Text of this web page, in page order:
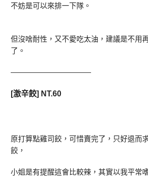
不妨是可以來排一下隊。
但沒啥耐性，又不愛吃太油，建議是不用
了。
———————————
[激辛餃] NT.60
原打算點雞司餃，可惜賣完了，只好退而
餃，
小姐是有提醒這會比較辣，其實以我平常